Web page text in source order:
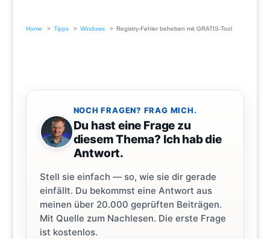
Home Tipps Windows Registry-Fehler beheben mit GRATIS-Tool
NOCH FRAGEN? FRAG MICH.
Du hast eine Frage zu
diesem Thema? Ich hab die
Antwort.
Stell sie einfach — so, wie sie dir gerade
einfällt. Du bekommst eine Antwort aus
meinen über 20.000 geprüften Beiträgen.
Mit Quelle zum Nachlesen. Die erste Frage
ist kostenlos.